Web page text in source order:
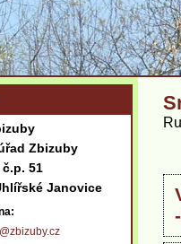
Zbizuby
51
Janovice